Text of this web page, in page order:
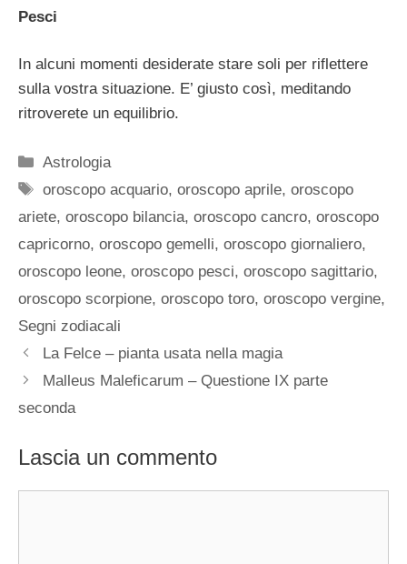
Pesci
In alcuni momenti desiderate stare soli per riflettere
sulla vostra situazione. E’ giusto così, meditando
ritroverete un equilibrio.
Categorie
Astrologia
Tag
oroscopo acquario,oroscopo aprile,oroscopo
ariete, oroscopo bilancia, oroscopo cancro, oroscopo
capricorno, oroscopo gemelli, oroscopo giornaliero,
oroscopo leone, oroscopo pesci, oroscopo sagittario,
oroscopo scorpione, oroscopo toro, oroscopo vergine,
Segni zodiacali
La Felce – pianta usata nella magia
Malleus Maleficarum – Questione IX parte
seconda
Lascia un commento